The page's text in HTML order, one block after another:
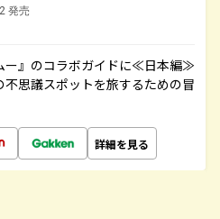
発売
ー』のコラボガイドに≪日本編≫
思議スポットを旅するための冒
詳細を見る